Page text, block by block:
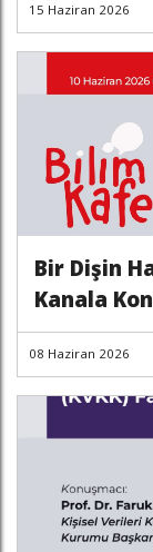
15 Haziran 2026
Bir Dişin
Kanala
08 Haziran 2026